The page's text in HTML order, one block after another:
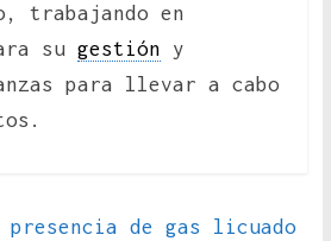
trabajando en
su gestión y
para llevar a cabo
presencia de gas licuado